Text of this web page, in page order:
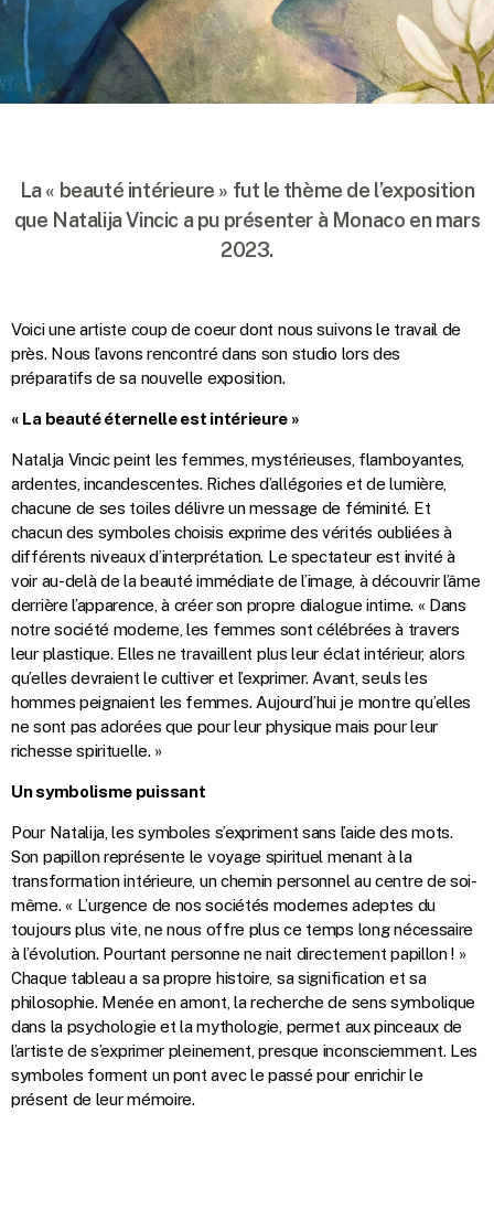
La « beauté intérieure » fut le thème de l’exposition
que Natalija Vincic a pu présenter à Monaco en mars
2023.
Voici une artiste coup de coeur dont nous suivons le travail de
près. Nous l’avons rencontré dans son studio lors des
préparatifs de sa nouvelle exposition.
« La beauté éternelle est intérieure »
Natalja Vincic peint les femmes, mystérieuses, flamboyantes,
ardentes, incandescentes. Riches d’allégories et de lumière,
chacune de ses toiles délivre un message de féminité. Et
chacun des symboles choisis exprime des vérités oubliées à
différents niveaux d’interprétation. Le spectateur est invité à
voir au-delà de la beauté immédiate de l’image, à découvrir l’âme
derrière l’apparence, à créer son propre dialogue intime. « Dans
notre société moderne, les femmes sont célébrées à travers
leur plastique. Elles ne travaillent plus leur éclat intérieur, alors
qu’elles devraient le cultiver et l’exprimer. Avant, seuls les
hommes peignaient les femmes. Aujourd’hui je montre qu’elles
ne sont pas adorées que pour leur physique mais pour leur
richesse spirituelle. »
Un symbolisme puissant
Pour Natalija, les symboles s’expriment sans l’aide des mots.
Son papillon représente le voyage spirituel menant à la
transformation intérieure, un chemin personnel au centre de soi-
même. « L’urgence de nos sociétés modernes adeptes du
toujours plus vite, ne nous offre plus ce temps long nécessaire
à l’évolution. Pourtant personne ne nait directement papillon ! »
Chaque tableau a sa propre histoire, sa signification et sa
philosophie. Menée en amont, la recherche de sens symbolique
dans la psychologie et la mythologie, permet aux pinceaux de
l’artiste de s’exprimer pleinement, presque inconsciemment. Les
symboles forment un pont avec le passé pour enrichir le
présent de leur mémoire.